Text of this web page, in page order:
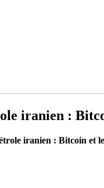
iranien :
iranien : Bitcoin et